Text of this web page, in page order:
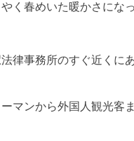
く春めいた暖かさにな
律事務所のすぐ近くに
マンから外国人観光客